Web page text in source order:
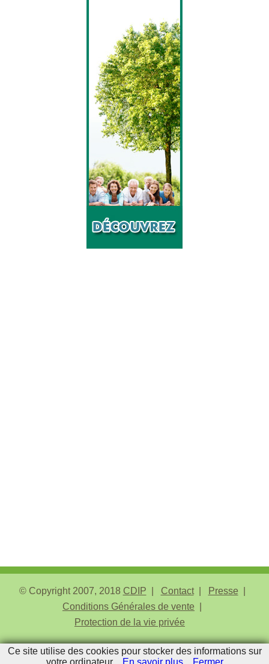
© Copyright 2007, 2018 CDIP Contact
Presse
Conditions Générales de vente
Protection de la vie privée
Admin
Ce site utilise des cookies pour stocker des informations sur
votre ordinateur
En savoir plus Fermer